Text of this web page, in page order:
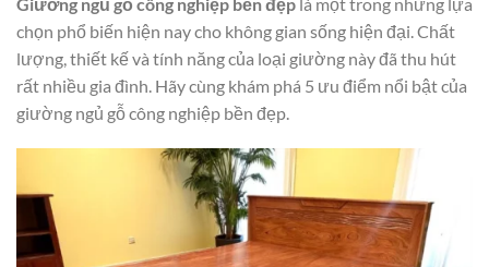
chọn phổ biến hiện nay cho không gian sống hiện đại. Chất
lượng, thiết kế và tính năng của loại giường này đã thu hút
rất nhiều gia đình. Hãy cùng khám phá 5 ưu điểm nổi bật của
giường ngủ gỗ công nghiệp bền đẹp.